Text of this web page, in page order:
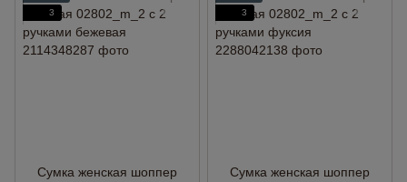
3
Сумка женская шоппер
3
Сумка женская шоппер